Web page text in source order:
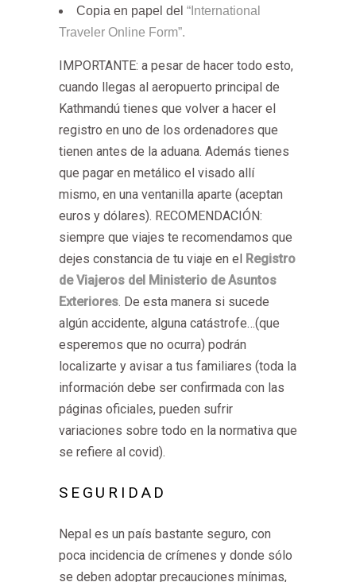
Copia en papel del “International
Traveler Online Form”.
IMPORTANTE: a pesar de hacer todo esto,
cuando llegas al aeropuerto principal de
Kathmandú tienes que volver a hacer el
registro en uno de los ordenadores que
tienen antes de la aduana. Además tienes
que pagar en metálico el visado allí
mismo, en una ventanilla aparte (aceptan
euros y dólares). RECOMENDACIÓN:
siempre que viajes te recomendamos que
dejes constancia de tu viaje en el Registro
de Viajeros del Ministerio de Asuntos
Exteriores. De esta manera si sucede
algún accidente, alguna catástrofe…(que
esperemos que no ocurra) podrán
localizarte y avisar a tus familiares (toda la
información debe ser confirmada con las
páginas oficiales, pueden sufrir
variaciones sobre todo en la normativa que
se refiere al covid).
SEGURIDAD
Nepal es un país bastante seguro, con
poca incidencia de crímenes y donde sólo
se deben adoptar precauciones mínimas,